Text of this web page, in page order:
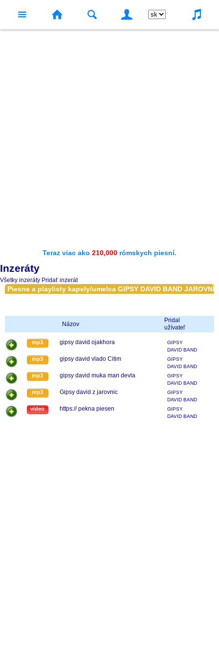
Teraz viac ako 210,000 rómskych piesní.
Inzeráty
Všetky inzeráty Pridať inzerát
Piesne a playlisty kapely/umelca GIPSY DAVID BAND
Názov
Pridal
užívateľ
mp3 gipsy david ojakhora
GIPSY
DAVID BAND
JAROVNICE
mp3 gipsy david vlado Citim
GIPSY
DAVID BAND
JAROVNICE
mp3 gipsy david muka man devla
GIPSY
DAVID BAND
JAROVNICE
mp3 Gipsy david z jarovnic
GIPSY
DAVID BAND
JAROVNICE
video https:// pekna piesen
GIPSY
DAVID BAND